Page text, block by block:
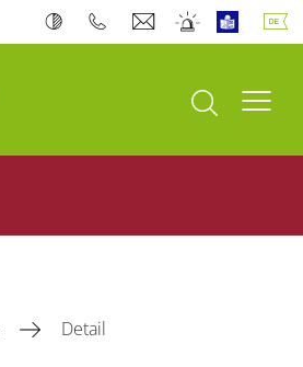
Suche öffnen
Detail